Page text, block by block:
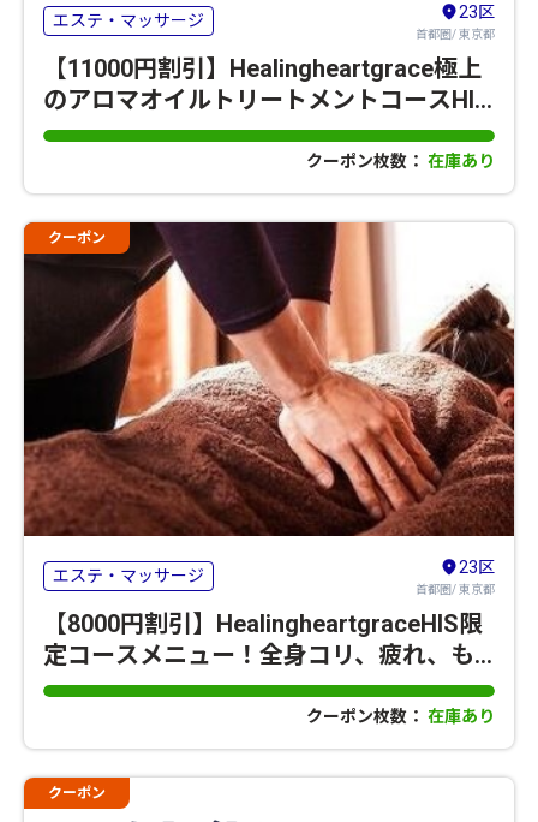
エステ・マッサージ 23区
首都圏/ 東京都
【11000円割引】Healingheartgrace極上
のアロマオイルトリートメントコースHIS
限定メニュー
クーポン枚数： 在庫あり
クーポン
エステ・マッサージ 23区
首都圏/ 東京都
【8000円割引】HealingheartgraceHIS限
定コースメニュー！全身コリ、疲れ、も
みほぐし疲労改善
クーポン枚数： 在庫あり
クーポン